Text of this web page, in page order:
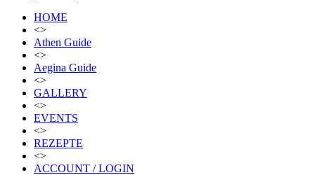
HOME
<>
Athen Guide
<>
Aegina Guide
<>
GALLERY
<>
EVENTS
<>
REZEPTE
<>
ACCOUNT / LOGIN